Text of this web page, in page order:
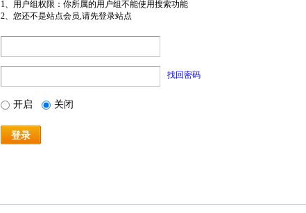
1、用户组权限：你所属的用户组不能使用搜索功能
2、您还不是站点会员,请先登录站点
找回密码
开启 关闭
登录